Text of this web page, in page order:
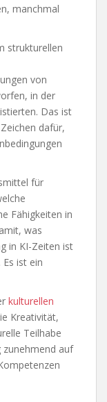
manchmal
strukturellen
von
in der
Das ist
dafür,
für
Fähigkeiten in
was
in KI-Zeiten ist
ist ein
kulturellen
Kreativität,
Teilhabe
zunehmend auf